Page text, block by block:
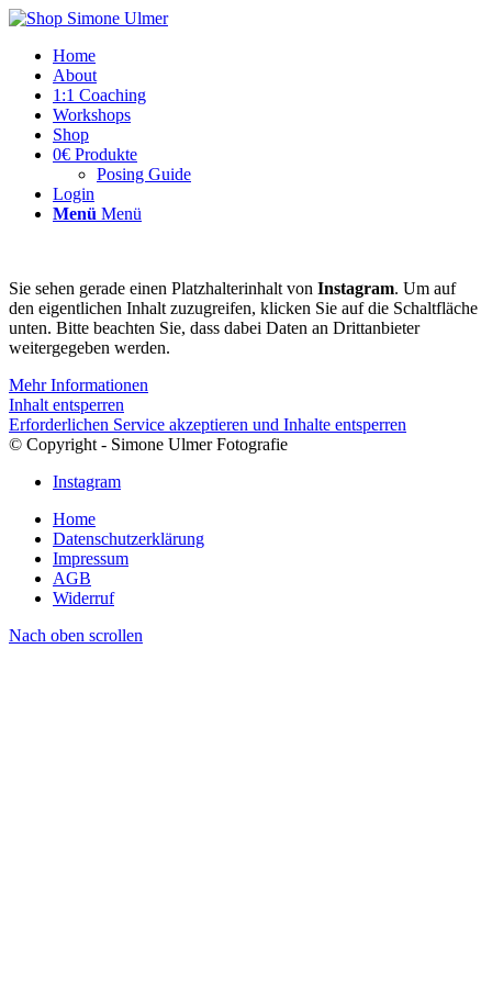
Home
About
1:1 Coaching
Workshops
Shop
0€ Produkte
Posing Guide
Login
Menü Menü
Sie sehen gerade einen Platzhalterinhalt von Instagram. Um auf
den eigentlichen Inhalt zuzugreifen, klicken Sie auf die Schaltfläche
unten. Bitte beachten Sie, dass dabei Daten an Drittanbieter
weitergegeben werden.
Mehr Informationen
Inhalt entsperren
Erforderlichen Service akzeptieren und Inhalte entsperren
© Copyright - Simone Ulmer Fotografie
Instagram
Home
Datenschutzerklärung
Impressum
AGB
Widerruf
Nach oben scrollen